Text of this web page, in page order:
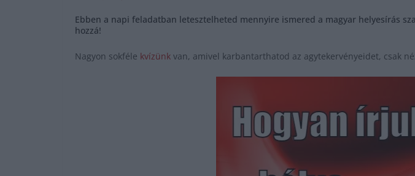
Ebben a napi feladatban letesztelheted mennyire ismered a magyar helyesírás
hozzá!
Nagyon sokféle kvízünk van, amivel karbantarthatod az agytekervényeidet, csak